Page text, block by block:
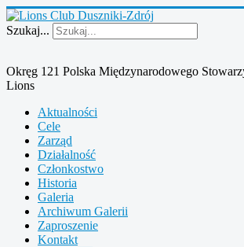
Szukaj...
Okręg 121 Polska Międzynarodowego
Lions
Aktualności
Cele
Zarząd
Działalność
Członkostwo
Historia
Galeria
Archiwum Galerii
Zaproszenie
Kontakt